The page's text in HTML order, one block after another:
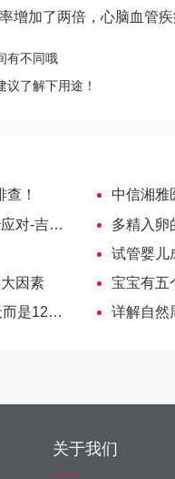
增加了两倍，心脑血管疾
有不同哦
了解下用途！
！
中信湘雅医
试管婴儿
多精入卵的后
试管婴儿
因素
宝宝有五
12个月
详解自然
关于我们